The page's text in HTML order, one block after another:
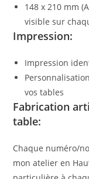
148 x 210 mm
visible sur
Impression:
Impression
vos tables
Fabrication
table:
Chaque numéro/
mon atelier en